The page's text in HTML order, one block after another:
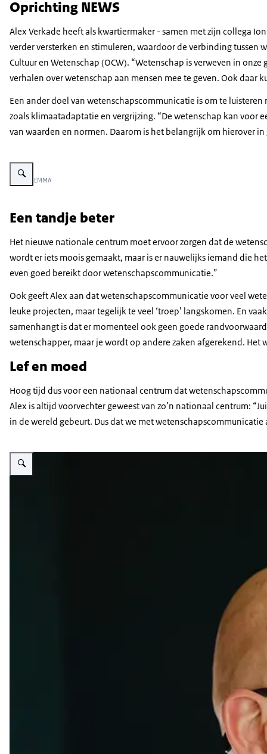
Oprichting NEWS
Alex Verkade heeft als kwartiermaker - samen met zijn collega
verder versterken en stimuleren, waardoor de verbinding tussen
Cultuur en Wetenschap (OCW). “Wetenschap is verweven in
verhalen over wetenschap aan mensen mee te geven. Ook daar
Een ander doel van wetenschapscommunicatie is om te
zoals klimaatadaptatie en vergrijzing. “De wetenschap kan
van waarden en normen. Daarom is het belangrijk om hierover
Vergroot afbeelding Alex Verkade. Het is een witte man, kaal met een
Beeld: © EMMA
Een tandje beter
Het nieuwe nationale centrum moet ervoor zorgen dat de
wordt er iets moois gemaakt, maar is er nauwelijks iemand die
even goed bereikt door wetenschapscommunicatie.”
Ook geeft Alex aan dat wetenschapscommunicatie voor veel
leuke projecten, maar tegelijk te veel ‘troep’ langskomen. En
samenhangt is dat er momenteel ook geen goede
wetenschapper, maar je wordt op andere zaken afgerekend. Het
Lef en moed
Hoog tijd dus voor een nationaal centrum dat
Alex is altijd voorvechter geweest van zo’n nationaal centrum:
in de wereld gebeurt. Dus dat we met
Vergroot afbeelding Portret Alex Verkade. Het is een witte man, kaal